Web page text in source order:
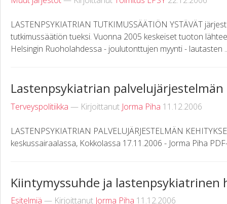
LASTENPSYKIATRIAN TUTKIMUSSÄÄTIÖN YSTÄVÄT
tutkimussäätiön tueksi. Vuonna 2005 keskeiset tuoton
Helsingin Ruoholahdessa - joulutonttujen myynti - lautasten
Lastenpsykiatrian
Terveyspolitiikka — Kirjoittanut Jorma Piha 11.12.2006
LASTENPSYKIATRIAN PALVELUJÄRJESTELMÄN
keskussairaalassa, Kokkolassa 17.11.2006 - Jorma Piha
Kiintymyssuhde ja lastenpsykiatrinen
Esitelmiä — Kirjoittanut Jorma Piha 11.12.2006